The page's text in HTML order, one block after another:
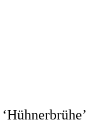
Hühnerbrühe’